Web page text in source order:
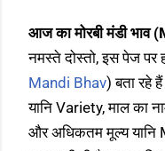
आज का मोरबी मंडी
नमस्ते दोस्तो, इस पेज पर
Mandi Bhav) बता रहे
यानि Variety, माल का
और अधिकतम मूल्य यानि